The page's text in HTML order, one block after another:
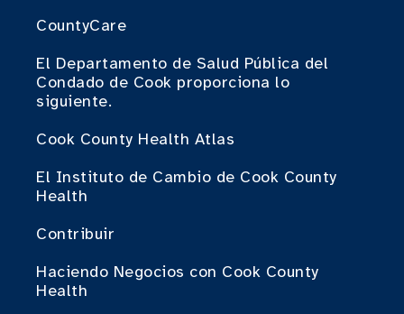
CountyCare
El Departamento de Salud Pública del
Condado de Cook proporciona lo
siguiente.
Cook County Health Atlas
El Instituto de Cambio de Cook County
Health
Contribuir
Haciendo Negocios con Cook County
Health